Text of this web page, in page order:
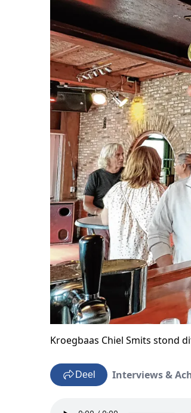
Kroegbaas Chiel Smits stond
Deel Interviews &